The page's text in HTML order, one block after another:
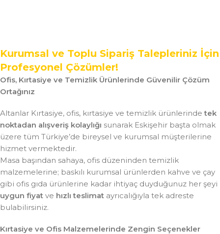
Kurumsal ve Toplu Sipariş Talepleriniz İçin
Profesyonel Çözümler!
Ofis, Kırtasiye ve Temizlik Ürünlerinde Güvenilir Çözüm
Ortağınız
Altanlar Kırtasiye, ofis, kırtasiye ve temizlik ürünlerindetek
noktadan alışveriş kolaylığı sunarak Eskişehir başta olmak
üzere tüm Türkiye’de bireysel ve kurumsal müşterilerine
hizmet vermektedir.
Masa başından sahaya, ofis düzeninden temizlik
malzemelerine; baskılı kurumsal ürünlerden kahve ve çay
gibi ofis gıda ürünlerine kadar ihtiyaç duyduğunuz her şeyi
uygun fiyat ve hızlı teslimat ayrıcalığıyla tek adreste
bulabilirsiniz.
Kırtasiye ve Ofis Malzemelerinde Zengin Seçenekler